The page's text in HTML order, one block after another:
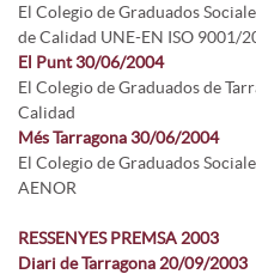
El Colegio de Graduados
de Calidad UNE-EN ISO 9001/
El Punt 30/06/2004
El Colegio de Graduados de
Calidad
Més Tarragona 30/06/2004
El Colegio de Graduados
AENOR
RESSENYES PREMSA 2003
Diari de Tarragona 20/09/2003